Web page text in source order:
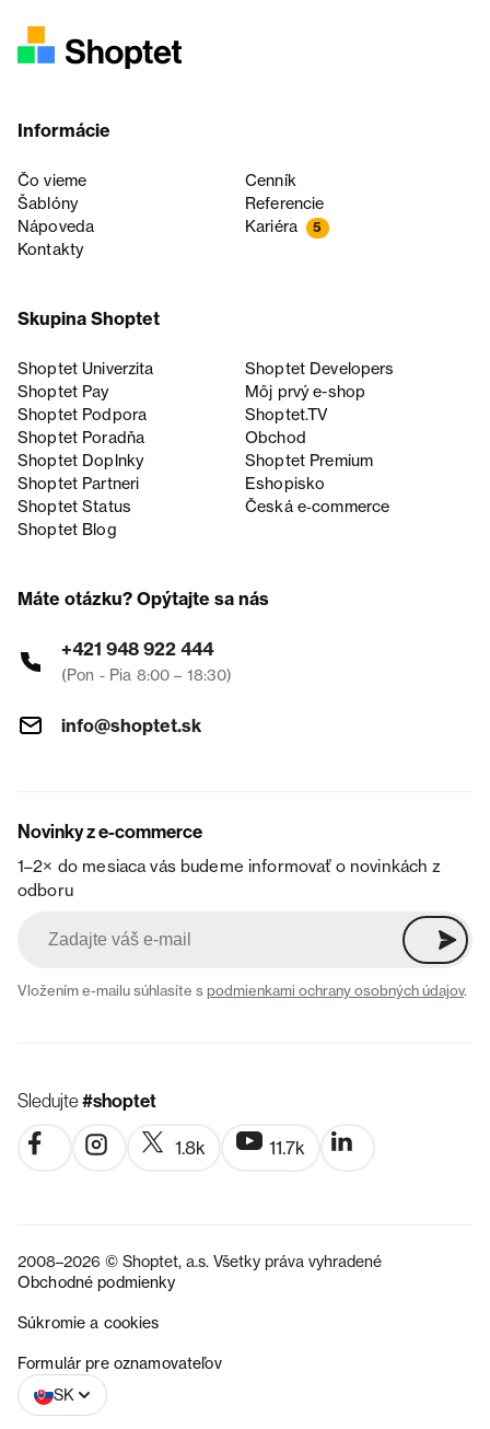
Informácie
Čo vieme
Cenník
Šablóny
Referencie
Nápoveda
Kariéra 5
Kontakty
Skupina Shoptet
Shoptet Univerzita
Shoptet Developers
Shoptet Pay
Môj prvý e-shop
Shoptet Podpora
Shoptet.TV
Shoptet Poradňa
Obchod
Shoptet Doplnky
Shoptet Premium
Shoptet Partneri
Eshopisko
Shoptet Status
Česká e‑commerce
Shoptet Blog
Máte otázku? Opýtajte sa nás
+421 948 922 444
(Pon - Pia 8:00 – 18:30)
info@shoptet.sk
Novinky z e-commerce
1–2× do mesiaca vás budeme informovať o novinkách z
odboru
Vložením e-mailu súhlasíte spodmienkami ochrany osobných údajov.
Sledujte#shoptet
1.8k 11.7k
2008–2026 © Shoptet, a.s. Všetky práva vyhradené
Obchodné podmienky
Súkromie a cookies
Formulár pre oznamovateľov
SK